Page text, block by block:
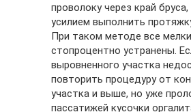
проволоку через край
усилием выполнить
При таком методе все
стопроцентно устранены.
выровненного участка
повторить процедуру от
участка и выше, но уже
пассатижей кусочки